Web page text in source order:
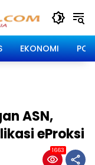
EKONOMI
ASN,
eProksi
1663